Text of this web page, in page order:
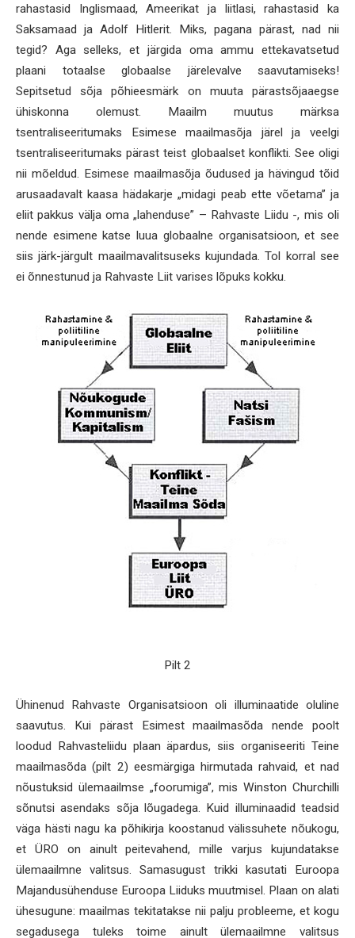
rahastasid Inglismaad, Ameerikat ja liitlasi, rahastasid ka
Saksamaad ja Adolf Hitlerit. Miks, pagana pärast, nad nii
tegid? Aga selleks, et järgida oma ammu ettekavatsetud
plaani totaalse globaalse järelevalve saavutamiseks!
Sepitsetud sõja põhieesmärk on muuta pärastsõjaaegse
ühiskonna olemust. Maailm muutus märksa
tsentraliseeritumaks Esimese maailmasõja järel ja veelgi
tsentraliseeritumaks pärast teist globaalset konflikti. See oligi
nii mõeldud. Esimese maailmasõja õudused ja hävingud tõid
arusaadavalt kaasa hädakarje „midagi peab ette võetama” ja
eliit pakkus välja oma „lahenduse” – Rahvaste Liidu -, mis oli
nende esimene katse luua globaalne organisatsioon, et see
siis järk-järgult maailmavalitsuseks kujundada. Tol korral see
ei õnnestunud ja Rahvaste Liit varises lõpuks kokku.
Pilt 2
Ühinenud Rahvaste Organisatsioon oli illuminaatide oluline
saavutus. Kui pärast Esimest maailmasõda nende poolt
loodud Rahvasteliidu plaan äpardus, siis organiseeriti Teine
maailmasõda (pilt 2) eesmärgiga hirmutada rahvaid, et nad
nõustuksid ülemaailmse „foorumiga”, mis Winston Churchilli
sõnutsi asendaks sõja lõugadega. Kuid illuminaadid teadsid
väga hästi nagu ka põhikirja koostanud välissuhete nõukogu,
et ÜRO on ainult peitevahend, mille varjus kujundatakse
ülemaailmne valitsus. Samasugust trikki kasutati Euroopa
Majandusühenduse Euroopa Liiduks muutmisel. Plaan on alati
ühesugune: maailmas tekitatakse nii palju probleeme, et kogu
segadusega tuleks toime ainult ülemaailmne valitsus